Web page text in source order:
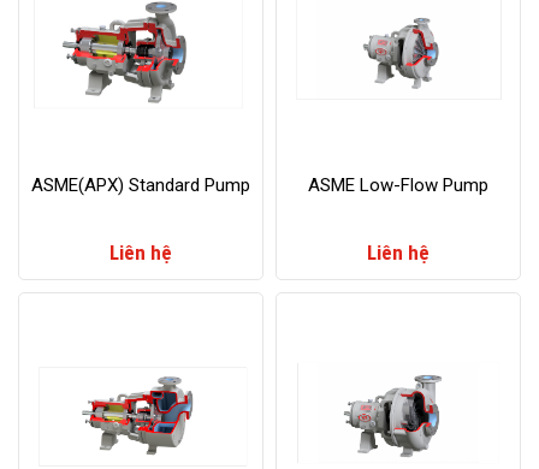
ASME(APX) Standard Pump
Liên hệ
ASME Low-Flow Pump
Liên hệ